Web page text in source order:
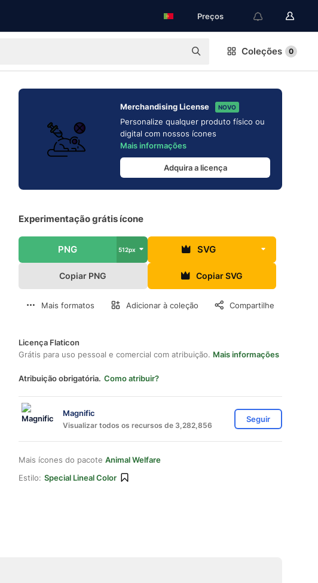
Preços
Coleções 0
Merchandising License NOVO
Personalize qualquer produto físico ou
digital com nossos ícones
Mais informações
Adquira a licença
Experimentação grátis ícone
PNG 512px SVG
Copiar PNG Copiar SVG
Mais formatos Adicionar à coleção Compartilhe
Licença Flaticon
Grátis para uso pessoal e comercial com atribuição. Mais informações
Atribuição obrigatória. Como atribuir?
Magnific
Visualizar todos os recursos de 3,282,856
Seguir
Mais ícones do pacote Animal Welfare
Estilo: Special Lineal Color